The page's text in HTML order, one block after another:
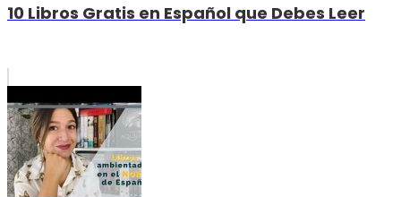
10 Libros Gratis en Español que Debes Leer